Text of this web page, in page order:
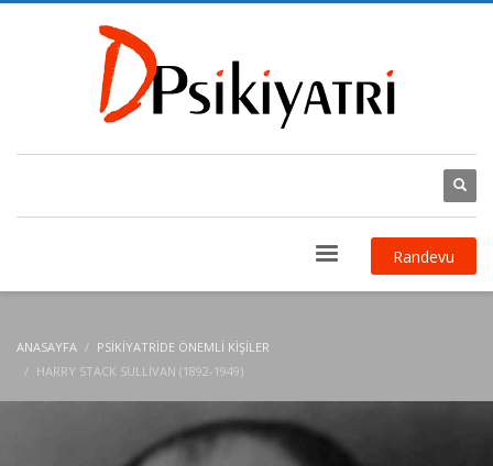
Randevu
ANASAYFA
PSIKIYATRIDE ÖNEMLI KIŞILER
HARRY STACK SULLIVAN (1892-1949)